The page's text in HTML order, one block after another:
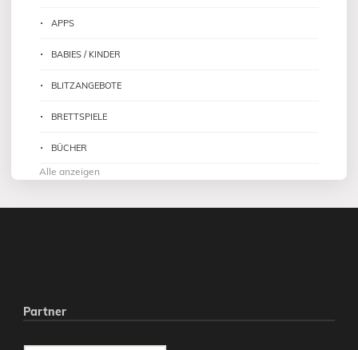
APPS
BABIES / KINDER
BLITZANGEBOTE
BRETTSPIELE
BÜCHER
Alle anzeigen
Partner